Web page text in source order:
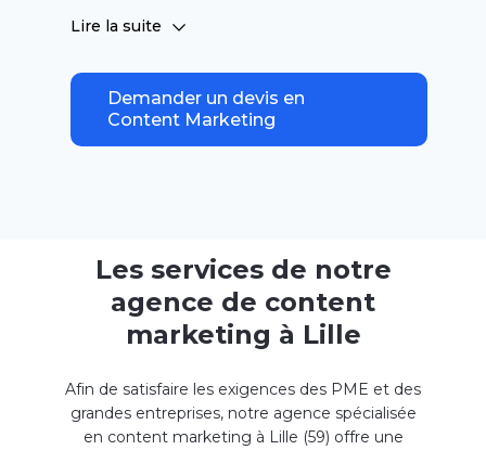
bon moment et auprès du bon public
chaque projet de référencement de notre
agence digitale basée à Lille. En tant
agence de création de contenus marketing
à Lille,NOIISE réunit des talents inspirés et
Lire la suite
Demander un devis en
Content Marketing
Les services de notre
agence de content
marketing à Lille
Afin de satisfaire les exigences des PME et des
grandes entreprises, notre agence spécialisée
en content marketing à Lille (59) offre une